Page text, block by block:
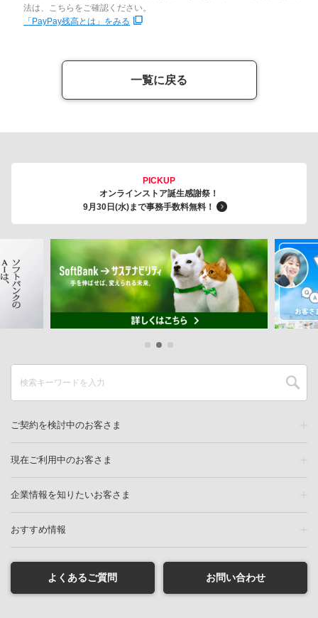
法は、こちらをご確認ください。
「PayPay残高とは」をみる
一覧に戻る
PICKUP
オンラインストア誕生感謝祭！
9月30日(水)まで事務手数料無料！
ご契約を検討中のお客さま
現在ご利用中のお客さま
企業情報を知りたいお客さま
おすすめ情報
よくあるご質問 お問い合わせ